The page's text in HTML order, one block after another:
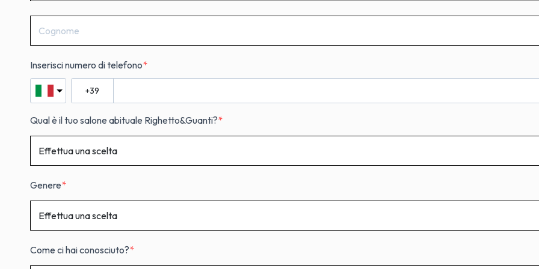
Inserisci numero di telefono
Qual è il tuo salone abituale Righetto&Guanti?
Genere
Come ci hai conosciuto?